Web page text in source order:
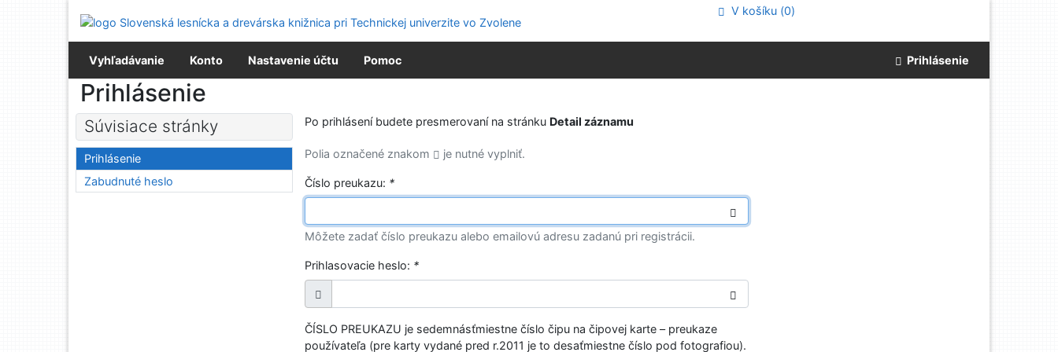
Prejsť na menu
Prehlásenie o webovej prístupnosti
V košíku (0)
Vyhľadávanie Konto Nastavenie účtu Pomoc Prihlásenie
Prihlásenie
Po prihlásení budete presmerovaní na stránku Detail záznamu
Polia označené znakom je nutné vyplniť.
Číslo preukazu: *
Môžete zadať číslo preukazu alebo emailovú adresu zadanú pri registrácii.
Prihlasovacie heslo: *
ČÍSLO PREUKAZU je sedemnásťmiestne číslo čipu na čipovej karte – preukaze
používateľa (pre karty vydané pred r.2011 je to desaťmiestne číslo pod fotografiou).
Súvisiace stránky
Prihlásenie
Zabudnuté heslo